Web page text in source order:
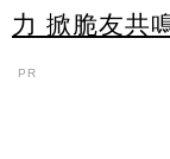
力 掀脆友共
PR